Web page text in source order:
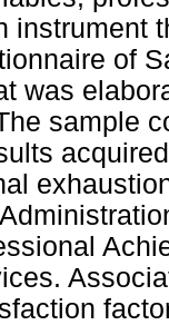
instrument
of
was
sample